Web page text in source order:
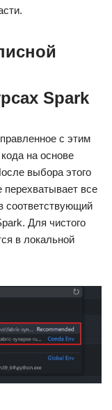
Spark
с этим
на основе
выбора этого
все
соответствующий
Для чистого
в локальной